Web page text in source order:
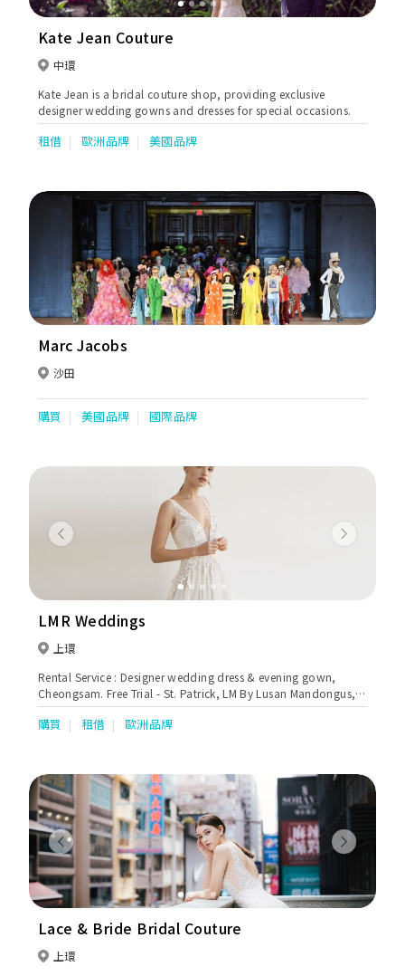
Kate Jean Couture
中環
Kate Jean is a bridal couture shop, providing exclusive
designer wedding gowns and dresses for special occasions.
租借 歐洲品牌 美國品牌
Marc Jacobs
沙田
購買 美國品牌 國際品牌
Previous Next
LMR Weddings
上環
Rental Service : Designer wedding dress & evening gown,
Cheongsam. Free Trial - St. Patrick, LM By Lusan Mandongus,
Mistrelli, Louise Sposa, Rosa Clara, Atelier Lyanna and More.
購買 租借 歐洲品牌
Previous Next
Lace & Bride Bridal Couture
上環